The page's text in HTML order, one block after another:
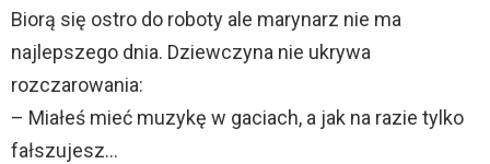
Biorą się ostro do roboty ale marynarz nie ma
najlepszego dnia. Dziewczyna nie ukrywa
rozczarowania:
– Miałeś mieć muzykę w gaciach, a jak na razie tylko
fałszujesz…